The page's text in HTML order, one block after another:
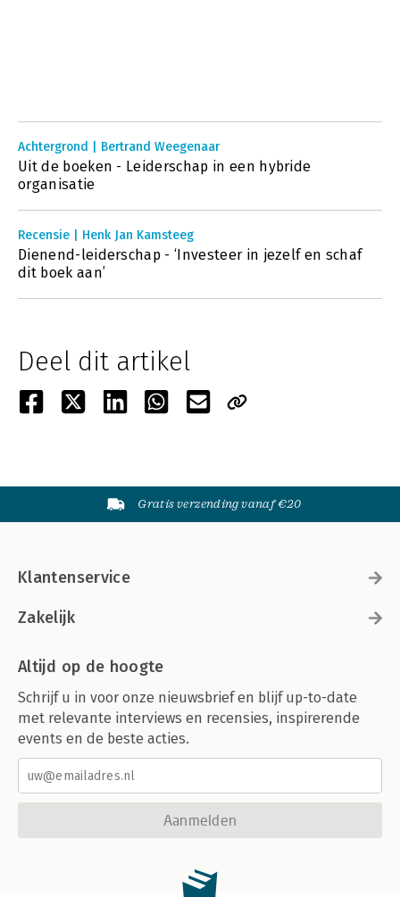
Achtergrond | Bertrand Weegenaar
Uit de boeken - Leiderschap in een hybride
organisatie
Recensie | Henk Jan Kamsteeg
Dienend-leiderschap - ‘Investeer in jezelf en schaf
dit boek aan’
Deel dit artikel
Gratis verzending vanaf €20
Klantenservice
Zakelijk
Altijd op de hoogte
Schrijf u in voor onze nieuwsbrief en blijf up-to-date
met relevante interviews en recensies, inspirerende
events en de beste acties.
Aanmelden